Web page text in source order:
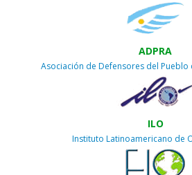
ADPRA
Asociación de Defensores del Pueblo
ILO
Instituto Latinoamericano de